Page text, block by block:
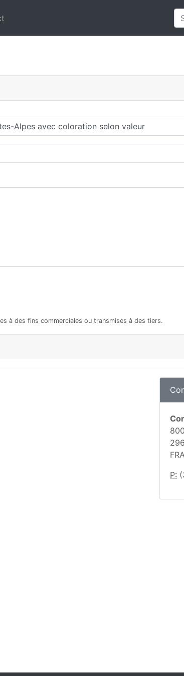
à des fins commerciales ou transmises à des tiers.
P: